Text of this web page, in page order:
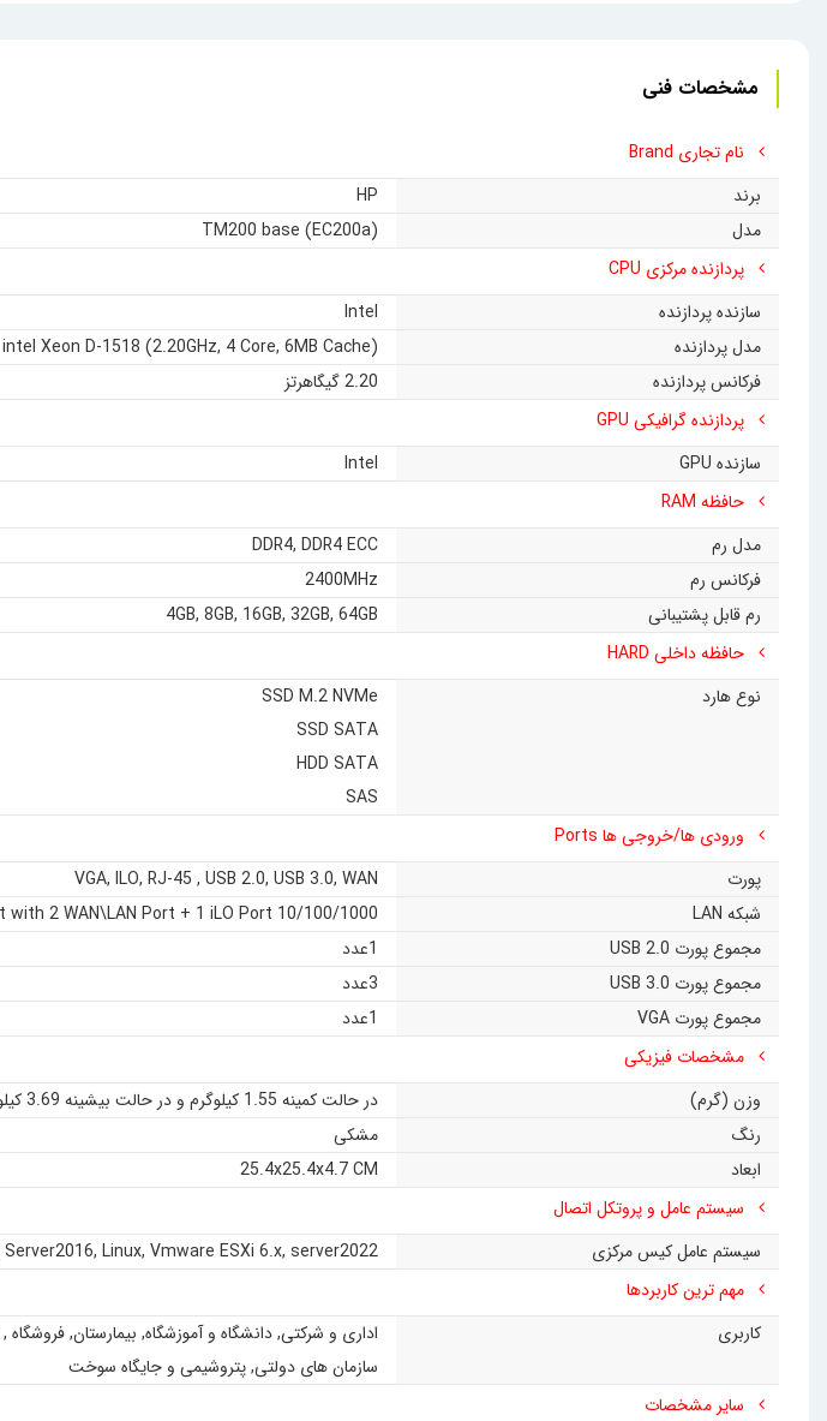
مشخصات فنی
نام تجاری Brand
برند
HP
مدل
TM200 base (EC200a)
پردازنده مرکزی CPU
سازنده پردازنده
Intel
مدل پردازنده
(intel Xeon D-1518 (2.20GHz, 4 Core, 6MB Cache
فرکانس پردازنده
2.20 گیگاهرتز
پردازنده گرافیکی GPU
سازنده GPU
Intel
حافظه RAM
مدل رم
DDR4, DDR4 ECC
فرکانس رم
2400MHz
رم قابل پشتیبانی
4GB, 8GB, 16GB, 32GB, 64GB
حافظه داخلی HARD
نوع هارد
SSD M.2 NVMe
SSD SATA
HDD SATA
SAS
ورودی ها/خروجی ها Ports
پورت
VGA, ILO, RJ-45 , USB 2.0, USB 3.0, WAN
شبکه LAN
10/100/1000 Gigabit with Gigabit Ethernet Chipset with 2 WAN\LAN Port + 1 iLO Port
مجموع پورت USB 2.0
1عدد
مجموع پورت USB 3.0
3عدد
مجموع پورت VGA
1عدد
مشخصات فیزیکی
وزن (گرم)
در حالت کمینه 1.55 کیلوگرم و در حالت بیشینه 3.69 کیلوگرم
رنگ
مشکی
ابعاد
25.4x25.4x4.7 CM
سیستم عامل و پروتکل اتصال
سیستم عامل کیس مرکزی
Server2016, Linux, Vmware ESXi 6.x, server2022
مهم ترین کاربردها
کاربری
اداری و شرکتی,دانشگاه و آموزشگاه, بیمارستان,فروشگاه ,
سازمان های دولتی,پتروشیمی و جایگاه سوخت
سایر مشخصات